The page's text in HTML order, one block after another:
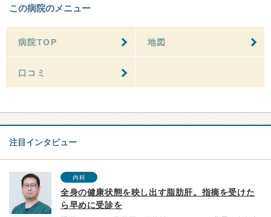
この病院のメニュー
病院TOP 地図
口コミ
注目インタビュー
内科
全身の健康状態を映し出す脂肪肝。指摘を受けた
ら早めに受診を